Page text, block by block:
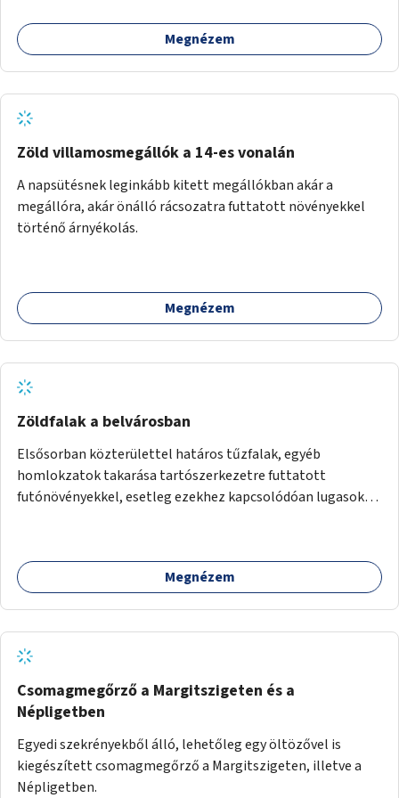
Megnézem
Zöld villamosmegállók a 14-es vonalán
A napsütésnek leginkább kitett megállókban akár a
megállóra, akár önálló rácsozatra futtatott növényekkel
történő árnyékolás.
Megnézem
Zöldfalak a belvárosban
Elsősorban közterülettel határos tűzfalak, egyéb
homlokzatok takarása tartószerkezetre futtatott
futónövényekkel, esetleg ezekhez kapcsolódóan lugasok
nincs lehetőség.
Megnézem
Csomagmegőrző a Margitszigeten és a
Népligetben
Egyedi szekrényekből álló, lehetőleg egy öltözővel is
kiegészített csomagmegőrző a Margitszigeten, illetve a
Népligetben.